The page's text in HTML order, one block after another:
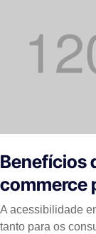
Benefícios
commerce
A acessibilidade
tanto para os